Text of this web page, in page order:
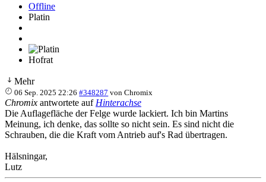
Offline
Platin
Hofrat
Mehr
06 Sep. 2025 22:26 #348287 vonChromix
Chromix antwortete auf Hinterachse
Die Auflagefläche der Felge wurde lackiert. Ich bin Martins
Meinung, ich denke, das sollte so nicht sein. Es sind nicht die
Schrauben, die die Kraft vom Antrieb auf's Rad übertragen.
Hälsningar,
Lutz